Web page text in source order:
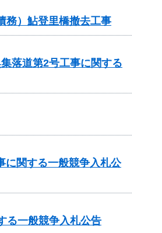
務）鮎登里橋撤去工事
落道第2号工事に関する
関する一般競争入札公
る一般競争入札公告